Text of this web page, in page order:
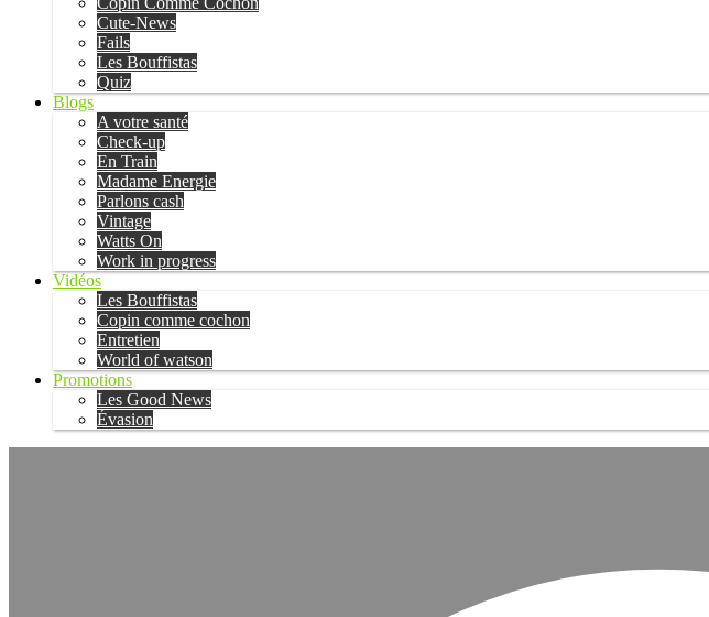
Cute-News
Fails
Les Bouffistas
Quiz
Blogs
A votre santé
Check-up
En Train
Madame Energie
Parlons cash
Vintage
Watts On
Work in progress
Vidéos
Les Bouffistas
Copin comme cochon
Entretien
World of watson
Promotions
Les Good News
Évasion